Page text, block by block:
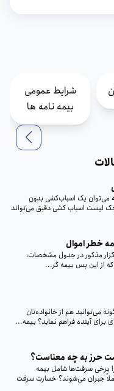
شرایط عمومی
بیمه نامه ها
می‌توان یک اسباب‌کشی بدون
لیست اسباب‌ کشی دقیق می‌تواند
خطر اموال
مذكور در جدول مشخصات،
از اين پس بيمه گر...
می‌توانید هم از خانواده‌تان
برای آینده فراهم نماید؟ بیمه...
حرز به چه معناست؟
برخی سرقت‌ها شامل بیمه
جبران می‌شوند؟ خسارت سرقت